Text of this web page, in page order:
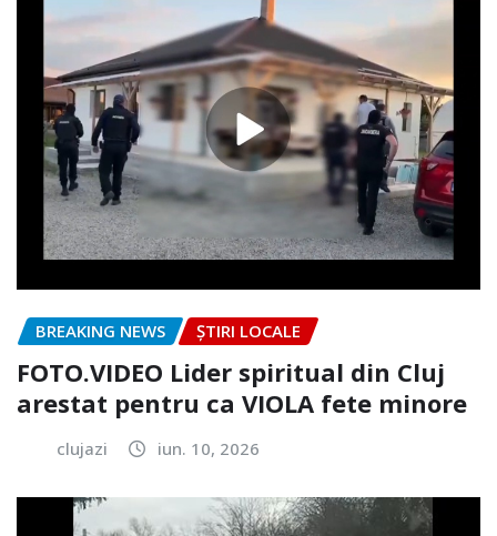
BREAKING NEWS ȘTIRI LOCALE
FOTO.VIDEO Lider spiritual din Cluj
arestat pentru ca VIOLA fete minore
clujazi iun. 10, 2026